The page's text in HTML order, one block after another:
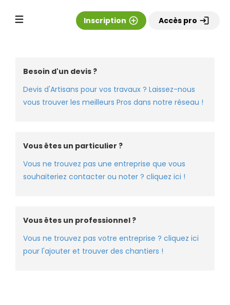
Inscription add_circle_outline Accès pro login
OUPS !
Veuillez choisir une ville
Besoin d'un devis ?
Devis d'Artisans pour vos travaux ? Laissez-nous
vous trouver les meilleurs Pros dans notre réseau !
Vous êtes un particulier ?
Vous ne trouvez pas une entreprise que vous
souhaiteriez contacter ou noter ? cliquez ici !
Vous êtes un professionnel ?
Vous ne trouvez pas votre entreprise ? cliquez ici
pour l'ajouter et trouver des chantiers !